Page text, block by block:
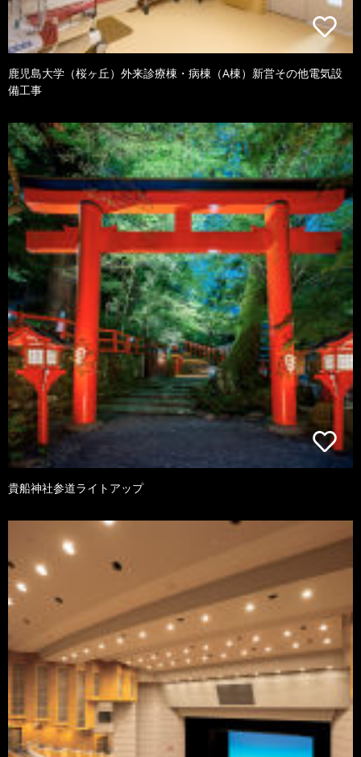
鹿児島大学（桜ヶ丘）外来診療棟・病棟（A棟）新営その他電気設
備工事
貴船神社参道ライトアップ